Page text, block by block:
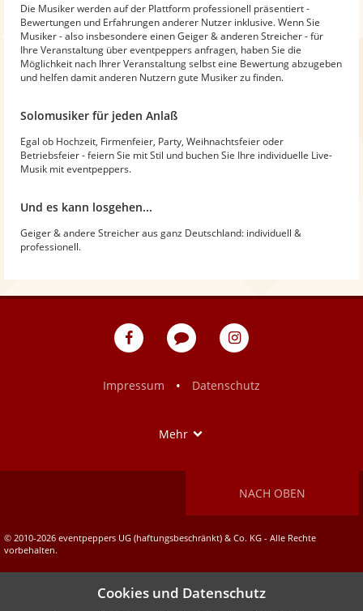
Die Musiker werden auf der Plattform professionell präsentiert -
Bewertungen und Erfahrungen anderer Nutzer inklusive. Wenn Sie
Musiker - also insbesondere einen Geiger & anderen Streicher - für
Ihre Veranstaltung über eventpeppers anfragen, haben Sie die
Möglichkeit nach Ihrer Veranstaltung selbst eine Bewertung abzugeben
und helfen damit anderen Nutzern gute Musiker zu finden.
Solomusiker für jeden Anlaß
Egal ob Hochzeit, Firmenfeier, Party, Weihnachtsfeier oder
Betriebsfeier - feiern Sie mit Stil und buchen Sie Ihre individuelle Live-
Musik mit eventpeppers.
Und es kann losgehen...
Geiger & andere Streicher aus ganz Deutschland: individuell &
professionell.
eventpeppers
Blog
eventpeppers
Impressum
• Datenschutz
Mehr
NACH OBEN
© 2010-2026 eventpeppers UG (haftungsbeschränkt) & Co. KG - Alle Rechte
vorbehalten.
Cookies und Datenschutz